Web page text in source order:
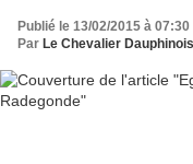
Publié le 13/02/2015 à 07:30
Par Le Chevalier Dauphinois